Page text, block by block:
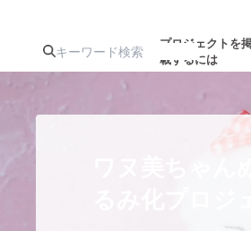
プロジェクトを
載するには
募
ワヌ美ちゃん